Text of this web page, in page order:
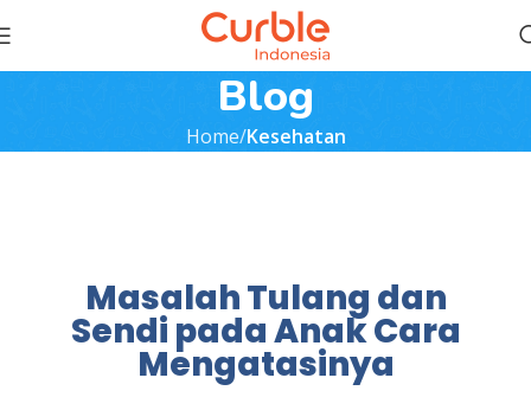
Blog
Home Kesehatan
Masalah Tulang dan
Sendi pada Anak Cara
Mengatasinya